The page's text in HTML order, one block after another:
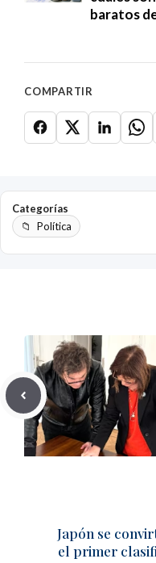
baratos
COMPARTIR
Categorías
Política
Japón se
el primer